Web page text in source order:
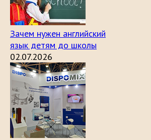
Зачем нужен английский
язык детям до школы
02.07.2026